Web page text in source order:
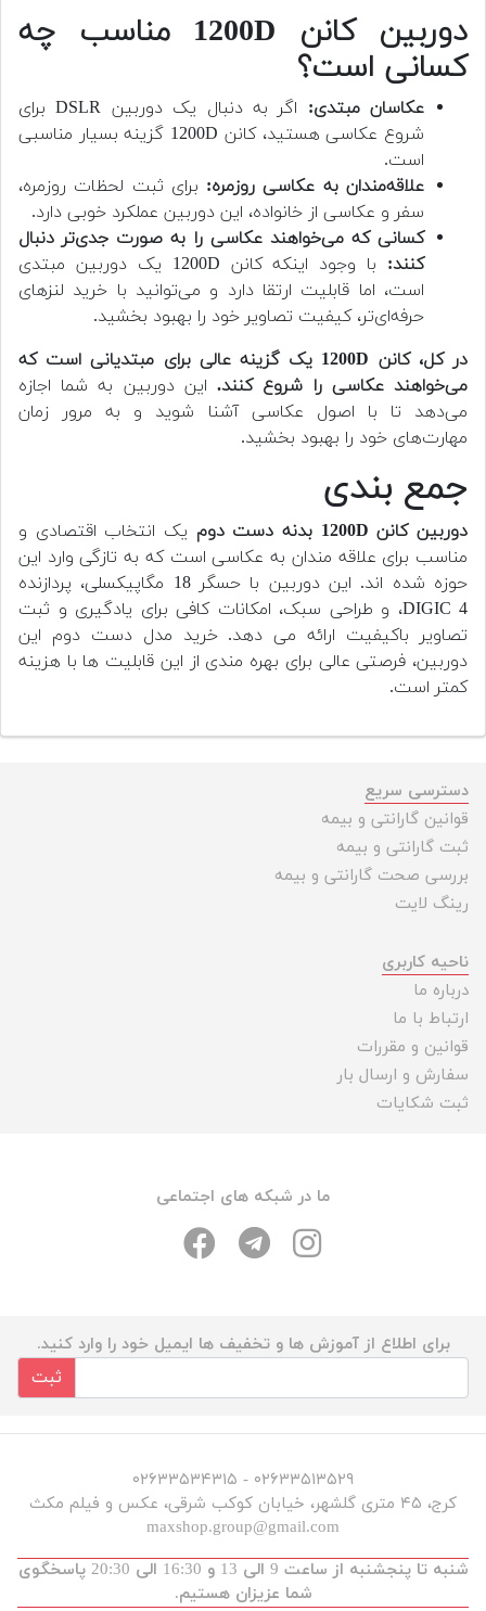
دوربین کانن 1200D مناسب چه
کسانی است؟
عکاسان مبتدی:
اگر به دنبال یک دوربین DSLR برای
شروع عکاسی هستید، کانن 1200D گزینه بسیار مناسبی
است.
علاقه‌مندان به عکاسی روزمره: برای ثبت لحظات روزمره،
سفر و عکاسی از خانواده، این دوربین عملکرد خوبی دارد.
کسانی که می‌خواهند عکاسی را به صورت جدی‌تر دنبال
کنند:
با وجود اینکه کانن 1200D یک دوربین مبتدی
است، اما قابلیت ارتقا دارد و می‌توانید با خرید لنزهای
حرفه‌ای‌تر، کیفیت تصاویر خود را بهبود بخشید.
در کل، کانن 1200D یک گزینه عالی برای مبتدیانی است که
می‌خواهند عکاسی را شروع کنند.این دوربین به شما اجازه
می‌دهد تا با اصول عکاسی آشنا شوید و به مرور زمان
مهارت‌های خود را بهبود بخشید.
جمع بندی
دوربین کانن 1200D بدنه دست دوم
یک انتخاب اقتصادی و
مناسب برای علاقه مندان به عکاسی است که به تازگی وارد این
حوزه شده اند. این دوربین با حسگر 18 مگاپیکسلی، پردازنده
DIGIC 4، و طراحی سبک، امکانات کافی برای یادگیری و ثبت
تصاویر باکیفیت ارائه می دهد. خرید مدل دست دوم این
دوربین، فرصتی عالی برای بهره مندی از این قابلیت ها با هزینه
کمتر است.
دسترسی سریع
قوانین گارانتی و بیمه
ثبت گارانتی و بیمه
بررسی صحت گارانتی و بیمه
رینگ لایت
ناحیه کاربری
درباره ما
ارتباط با ما
قوانین و مقررات
سفارش و ارسال بار
ثبت شکایات
ما در شبکه های اجتماعی
برای اطلاع از آموزش ها و تخفیف ها ایمیل خود را وارد کنید.
ثبت
۰۲۶۳۳۵۱۳۵۲۹ - ۰۲۶۳۳۵۳۴۳۱۵
کرج، ۴۵ متری گلشهر، خیابان کوکب شرقی، عکس و فیلم مکث
maxshop.group@gmail.com
شنبه تا پنجشنبه از ساعت 9 الی 13 و 16:30 الی 20:30 پاسخگوی
شما عزیزان هستیم.